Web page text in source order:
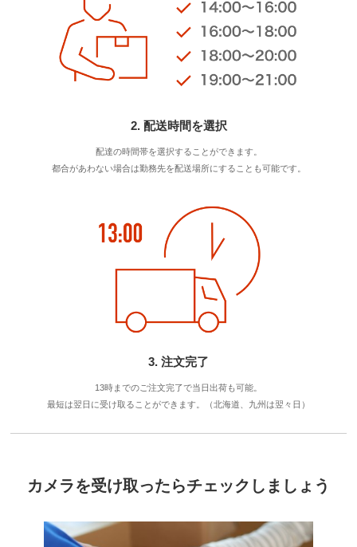
2. 配送時間を選択
配達の時間帯を選択することができます。
都合があわない場合は勤務先を配送場所にすることも可能です。
3. 注文完了
13時までのご注文完了で当日出荷も可能。
最短は翌日に受け取ることができます。（北海道、九州は翌々日）
カメラを受け取ったらチェックしましょう